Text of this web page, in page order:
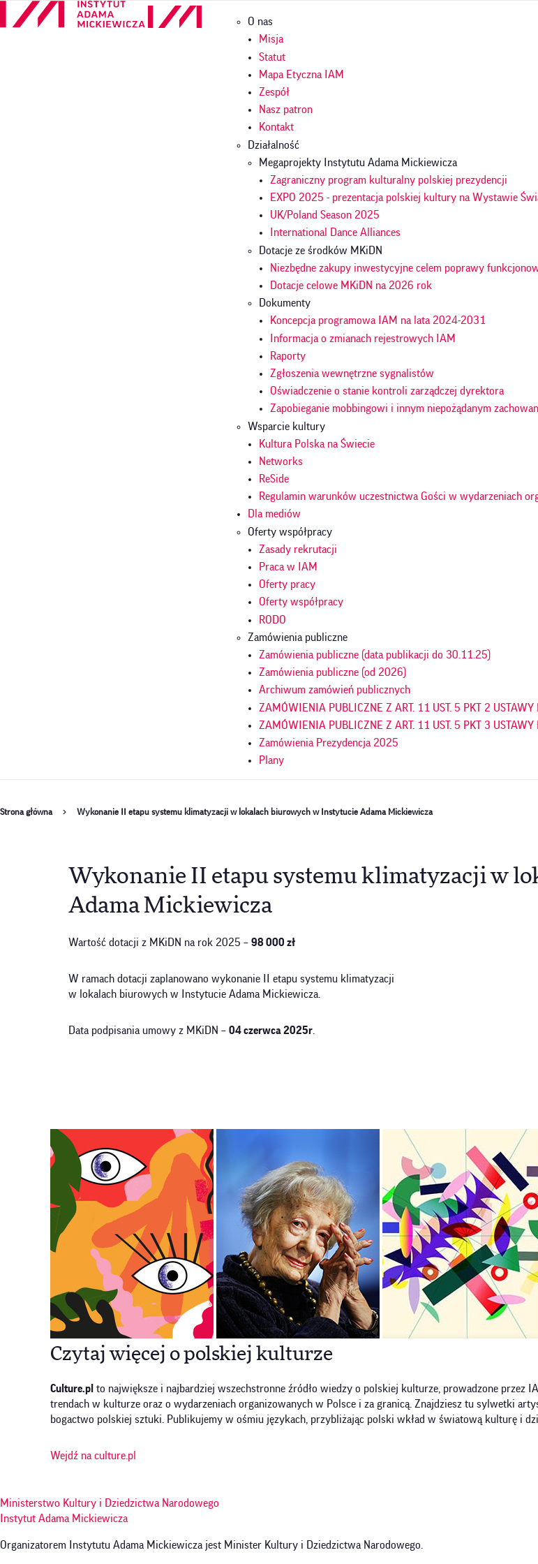
Przejdź
do
Główna
nawigacja
O nas
Misja
Statut
Mapa Etyczna IAM
Zespół
Nasz patron
Kontakt
Działalność
Megaprojekty Instytutu Adama Mickiewicza
Zagraniczny program kulturalny polskiej prezydencji
EXPO 2025 - prezentacja polskiej kultury na Wystawie
UK/Poland Season 2025
International Dance Alliances
Dotacje ze środków MKiDN
Niezbędne zakupy inwestycyjne celem poprawy
Dotacje celowe MKiDN na 2026 rok
Dokumenty
Koncepcja programowa IAM na lata 2024-2031
Informacja o zmianach rejestrowych IAM
Raporty
Zgłoszenia wewnętrzne sygnalistów
Oświadczenie o stanie kontroli zarządczej dyrektora
Zapobieganie mobbingowi i innym niepożądanym
Wsparcie kultury
Kultura Polska na Świecie
Networks
ReSide
Regulamin warunków uczestnictwa Gości w wydarzeniach
Dla mediów
Oferty współpracy
Zasady rekrutacji
Praca w IAM
Oferty pracy
Oferty współpracy
RODO
Zamówienia publiczne
Zamówienia publiczne (data publikacji do 30.11.25)
Zamówienia publiczne (od 2026)
Archiwum zamówień publicznych
ZAMÓWIENIA PUBLICZNE Z ART. 11 UST. 5 PKT 2 USTAWY
ZAMÓWIENIA PUBLICZNE Z ART. 11 UST. 5 PKT 3 USTAWY
Zamówienia Prezydencja 2025
Plany
Ścieżka
Strona główna Wykonanie II etapu systemu klimatyzacji w lokalach biurowych w Instytucie Adama Mickiewicza
Wykonanie II etapu systemu klimatyzacji w
Adama Mickiewicza
Wartość dotacji z MKiDN na rok 2025 – 98 000 zł
W ramach dotacji zaplanowano wykonanie II etapu systemu klimatyzacji
w lokalach biurowych w Instytucie Adama Mickiewicza.
Data podpisania umowy z MKiDN – 04 czerwca 2025r
Czytaj więcej o polskiej kulturze
Culture.pl to największe i najbardziej wszechstronne źródło wiedzy o polskiej kulturze, prowadzone przez
trendach w kulturze oraz o wydarzeniach organizowanych w Polsce i za granicą. Znajdziesz tu sylwetki
bogactwo polskiej sztuki. Publikujemy w ośmiu językach, przybliżając polski wkład w światową kulturę i
Wejdź na culture.pl
Ministerstwo Kultury i Dziedzictwa Narodowego
Instytut Adama Mickiewicza
Organizatorem Instytutu Adama Mickiewicza jest Minister Kultury i Dziedzictwa Narodowego.